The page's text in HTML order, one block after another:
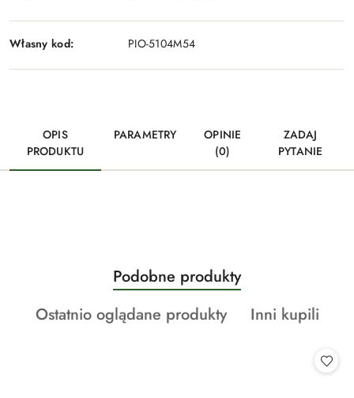
Własny kod: PIO-5104M54
OPIS
PRODUKTU
PARAMETRY
OPINIE
(0)
ZADAJ
PYTANIE
Pomiń karuzelę produktów
Produkty
o
statusie:
Podobne produkty
Produkty
Ostatnio oglądane produkty
Produkty
Inni kupili